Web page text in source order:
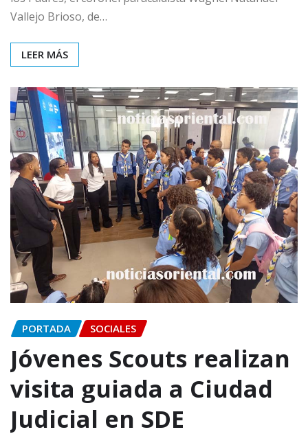
Vallejo Brioso, de…
LEER MÁS
PORTADA SOCIALES
Jóvenes Scouts realizan
visita guiada a Ciudad
Judicial en SDE